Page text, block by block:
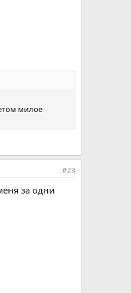
милое
#23
за одни